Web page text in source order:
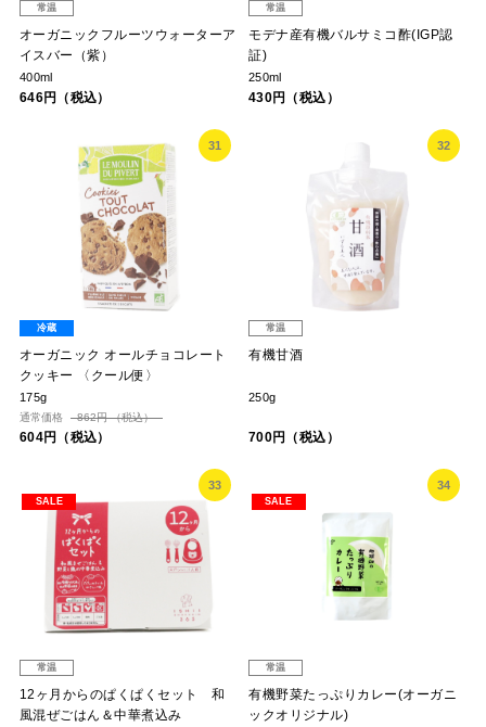
常温
オーガニックフルーツウォーターア
イスバー（紫）
400ml
646円（税込）
常温
モデナ産有機バルサミコ酢(IGP認
証)
250ml
430円（税込）
31
冷蔵
オーガニック オールチョコレート
クッキー 〈クール便〉
175g
通常価格 862円 （税込）
604円（税込）
32
常温
有機甘酒
250g
700円（税込）
33
SALE
常温
12ヶ月からのぱくぱくセット 和
風混ぜごはん＆中華煮込み
34
SALE
常温
有機野菜たっぷりカレー(オーガニ
ックオリジナル)